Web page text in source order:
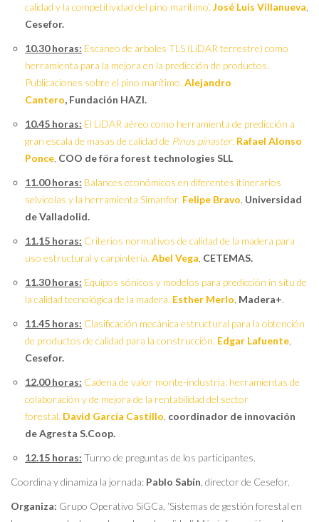
calidad y la competitividad del pino marítimo’. José Luis Villanueva
Cesefor.
10.30 horas: Escaneo de árboles TLS (LiDAR terrestre) como
herramienta para la mejora en la predicción de productos.
Publicaciones sobre el pino marítimo. Alejandro
Cantero, Fundación HAZI.
10.45 horas: El LiDAR aéreo como herramienta de predicción a
gran escala de masas de calidad de Pinus pinaster. Rafael Alonso
Ponce COO de föra forest technologies SLL
11.00 horas: Balances económicos en diferentes itinerarios
selvícolas y la herramienta Simanfor. Felipe Bravo Universidad
de Valladolid.
11.15 horas: Criterios normativos de calidad de la madera para
uso estructural y carpintería. Abel Vega CETEMAS.
11.30 horas: Equipos sónicos y modelos para predicción in situ de
la calidad tecnológica de la madera. Esther Merlo Madera+.
11.45 horas: Clasificación mecánica estructural para la obtención
de productos de calidad para la construcción. Edgar Lafuente
Cesefor.
12.00 horas: Cadena de valor monte-industria: herramientas de
colaboración y de mejora de la rentabilidad del sector
forestal. David García Castillo coordinador de innovación
de Agresta S.Coop.
12.15 horas: Turno de preguntas de los participantes.
Coordina y dinamiza la jornada: Pablo Sabín , director de Cesefor.
Organiza: Grupo Operativo SiGCa, ‘Sistemas de gestión forestal en